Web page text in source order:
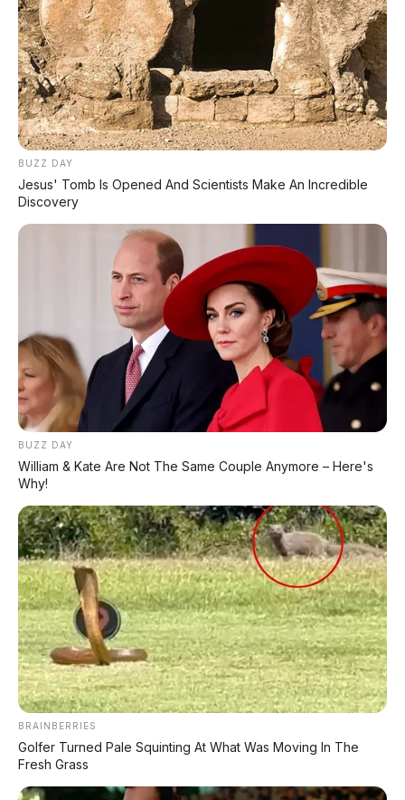
Range 670 Km
Huawei AITO M9: SUV Premium 903 HP dengan
Teknologi Huawei Full-Stack
Xpeng GX: SUV Full-Size Premium dengan AI Turing &
Range 1.585 Km
BYD Leopard 8: SUV Off-Road PHEV 748 HP Siap
Tantang Land Cruiser!
MG 4X: SUV Listrik Kompak dengan Baterai Semi-
Solid-State & Range 610 Km
LIHAT LAINNYA
BUZZ DAY
Jesus' Tomb Is Opened And Scientists Make An Incredible
Discovery
BUZZ DAY
William & Kate Are Not The Same Couple Anymore – Here's
Why!
BRAINBERRIES
Golfer Turned Pale Squinting At What Was Moving In The
Fresh Grass